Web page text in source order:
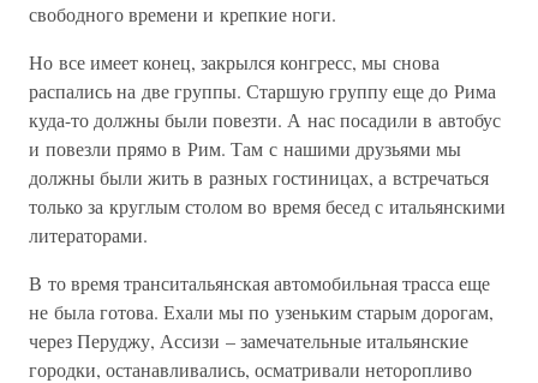
свободного времени и крепкие ноги.
Но все имеет конец, закрылся конгресс, мы снова
распались на две группы. Старшую группу еще до Рима
куда-то должны были повезти. А нас посадили в автобус
и повезли прямо в Рим. Там с нашими друзьями мы
должны были жить в разных гостиницах, а встречаться
только за круглым столом во время бесед с итальянскими
литераторами.
В то время транситальянская автомобильная трасса еще
не была готова. Ехали мы по узеньким старым дорогам,
через Перуджу, Ассизи – замечательные итальянские
городки, останавливались, осматривали неторопливо